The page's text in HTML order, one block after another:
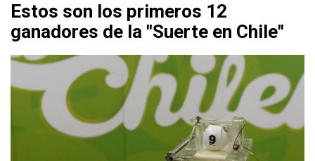
Estos son los primeros 12
ganadores de la "Suerte en Chile"